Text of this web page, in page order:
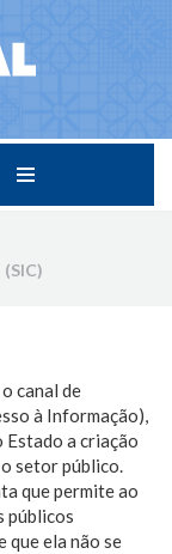
canal de
à Informação),
Estado a criação
setor público.
que permite ao
públicos
que ela não se